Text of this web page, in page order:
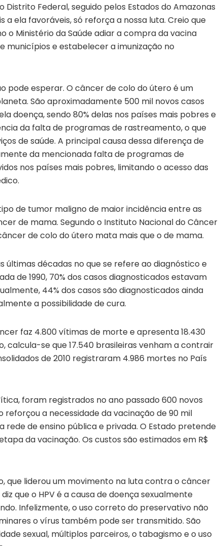
Federal, seguido pelos Estados do Amazonas
a ela favoráveis, só reforça a nossa luta. Creio que
o Ministério da Saúde adiar a compra da vacina
municípios e estabelecer a imunização no
pode esperar. O câncer de colo do útero é um
São aproximadamente 500 mil novos casos
doença, sendo 80% delas nos países mais pobres e
da falta de programas de rastreamento, o que
de saúde. A principal causa dessa diferença de
da mencionada falta de programas de
nos países mais pobres, limitando o acesso das
de tumor maligno de maior incidência entre as
de mama. Segundo o Instituto Nacional do Câncer
de colo do útero mata mais que o de mama.
últimas décadas no que se refere ao diagnóstico e
de 1990, 70% dos casos diagnosticados estavam
44% dos casos são diagnosticados ainda
a possibilidade de cura.
faz 4.800 vítimas de morte e apresenta 18.430
calcula-se que 17.540 brasileiras venham a contrair
de 2010 registraram 4.986 mortes no País
foram registrados no ano passado 600 novos
reforçou a necessidade da vacinação de 90 mil
rede de ensino pública e privada. O Estado pretende
da vacinação. Os custos são estimados em R$
que liderou um movimento na luta contra o câncer
que o HPV é a causa de doença sexualmente
Infelizmente, o uso correto do preservativo não
o vírus também pode ser transmitido. São
sexual, múltiplos parceiros, o tabagismo e o uso